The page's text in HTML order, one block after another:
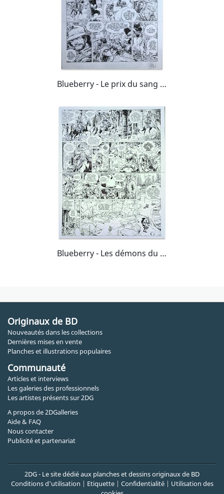
Blueberry - Le prix du sang pl 45
Blueberry - Les démons du Missouri.
Originaux de BD
Nouveautés dans les collections
Dernières mises en vente
Planches et illustrations populaires
Communauté
Articles et interviews
Les galeries des professionnels
Les artistes présents sur 2DG
A propos de 2DGalleries
Aide & FAQ
Nous contacter
Publicité et partenariat
2DG - Le site dédié aux planches et dessins originaux de BD
Conditions d'utilisation | Etiquette| Confidentialité| Utilisation des